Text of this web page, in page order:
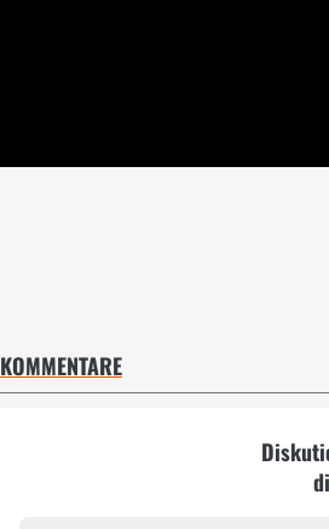
KOMMENTARE